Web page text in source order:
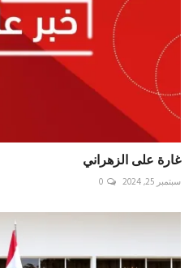
غارة على الزهراني
سبتمبر 25, 2024 0